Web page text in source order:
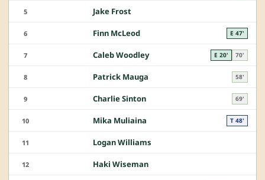
5 Jake Frost
6 Finn McLeod E 47'
7 Caleb Woodley E 20' 70'
8 Patrick Mauga 58'
9 Charlie Sinton 69'
10 Mika Muliaina T 48'
11 Logan Williams
12 Haki Wiseman